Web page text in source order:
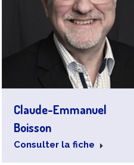
Claude-Emmanuel
Boisson
Consulter la fiche